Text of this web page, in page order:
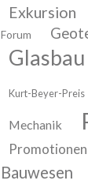
Exkursion
Forum
Glasbau
Kurt-Beyer-Preis
Mechanik
Promotionen
Bauwesen